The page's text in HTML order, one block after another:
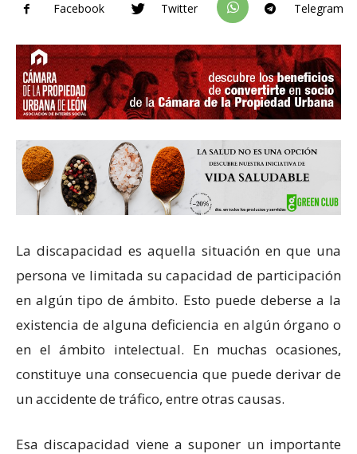
Facebook Twitter Telegram
La discapacidad es aquella situación en que una
persona ve limitada su capacidad de participación
en algún tipo de ámbito. Esto puede deberse a la
existencia de alguna deficiencia en algún órgano o
en el ámbito intelectual. En muchas ocasiones,
constituye una consecuencia que puede derivar de
un accidente de tráfico, entre otras causas.
Esa discapacidad viene a suponer un importante